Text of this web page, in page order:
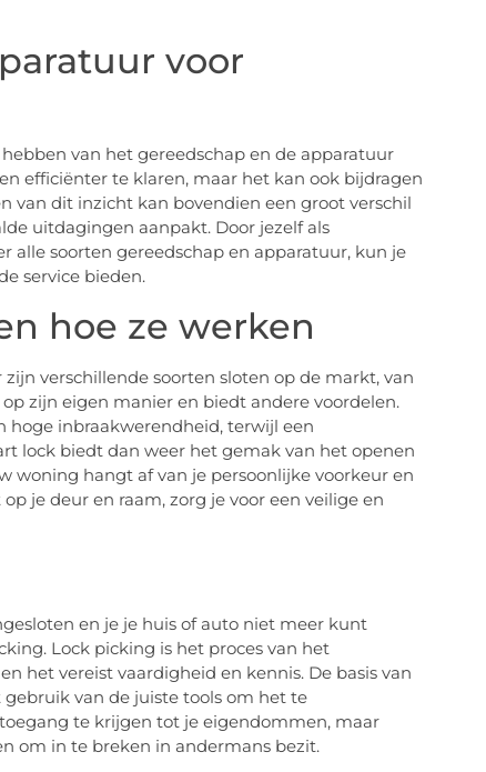
voor
van het gereedschap en de apparatuur
efficiënter te klaren, maar het kan ook bijdragen
van dit inzicht kan bovendien een groot verschil
uitdagingen aanpakt. Door jezelf als
alle soorten gereedschap en apparatuur, kun je
service bieden.
hoe ze werken
verschillende soorten sloten op de markt, van
zijn eigen manier en biedt andere voordelen.
hoge inbraakwerendheid, terwijl een
lock biedt dan weer het gemak van het openen
woning hangt af van je persoonlijke voorkeur en
je deur en raam, zorg je voor een veilige en
en je je huis of auto niet meer kunt
Lock picking is het proces van het
het vereist vaardigheid en kennis. De basis van
van de juiste tools om het te
te krijgen tot je eigendommen, maar
om in te breken in andermans bezit.